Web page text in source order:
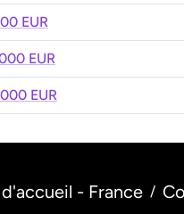
EUR
EUR
EUR
- France /